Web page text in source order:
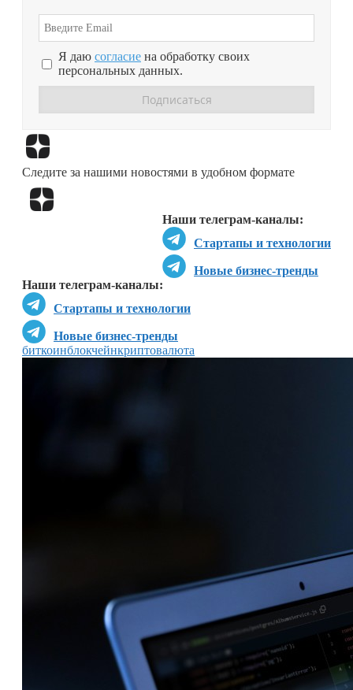
Я даю согласие на обработку своих
персональных данных.
Следите за нашими новостями в удобном формате
Наши телеграм-каналы:
Стартапы и технологии
Новые бизнес-тренды
Наши телеграм-каналы:
Стартапы и технологии
Новые бизнес-тренды
биткоинблокчейнкриптовалюта